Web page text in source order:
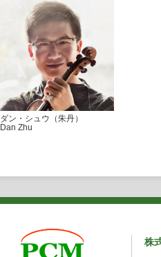
ダン・シュウ（朱丹）
Dan Zhu
株